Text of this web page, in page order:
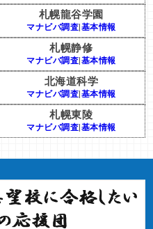
札幌龍谷学園
マナビバ調査 基本情報
札幌静修
マナビバ調査 基本情報
北海道科学
マナビバ調査 基本情報
札幌東陵
マナビバ調査 基本情報